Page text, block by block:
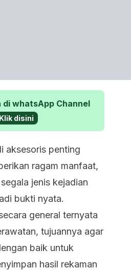
di whatsApp Channel
Klik disini
aksesoris penting
ragam manfaat,
jenis kejadian
bukti nyata.
general ternyata
tujuannya agar
baik untuk
hasil rekaman